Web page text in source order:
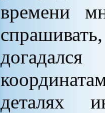
времени
деталях